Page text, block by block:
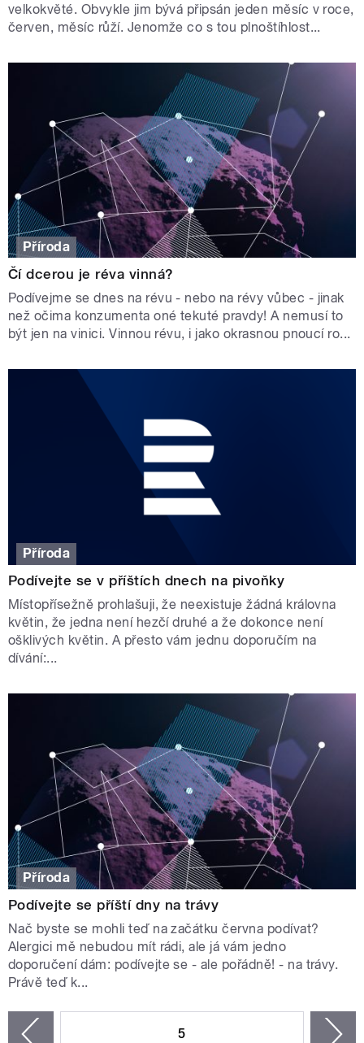
velkokvěté. Obvykle jim bývá připsán jeden měsíc v roce,
červen, měsíc růží. Jenomže co s tou plnoštíhlost...
Příroda
Čí dcerou je réva vinná?
Podívejme se dnes na révu - nebo na révy vůbec - jinak
než očima konzumenta oné tekuté pravdy! A nemusí to
být jen na vinici. Vinnou révu, i jako okrasnou pnoucí ro...
Příroda
Podívejte se v příštích dnech na pivoňky
Místopřísežně prohlašuji, že neexistuje žádná královna
květin, že jedna není hezčí druhé a že dokonce není
ošklivých květin. A přesto vám jednu doporučím na
dívání:...
Příroda
Podívejte se příští dny na trávy
Nač byste se mohli teď na začátku června podívat?
Alergici mě nebudou mít rádi, ale já vám jedno
doporučení dám: podívejte se - ale pořádně! - na trávy.
Právě teď k...
5